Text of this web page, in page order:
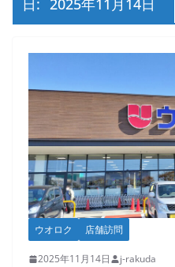
日: 2025年11月14日
ウオロク 店舗訪問
2025年11月14日 j-rakuda